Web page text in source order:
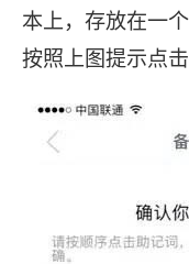
本上，存放在一
按照上图提示点